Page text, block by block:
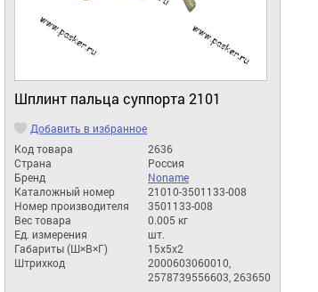
Шплинт пальца суппорта 2101
Добавить в избранное
Код товара
2636
Страна
Россия
Бренд
Noname
Каталожный номер
21010-3501133-008
Номер производителя
3501133-008
Вес товара
0.005 кг
Ед. измерения
шт.
Габариты (Ш×В×Г)
15x5x2
Штрихкод
2000603060010,
2578739556603, 263650